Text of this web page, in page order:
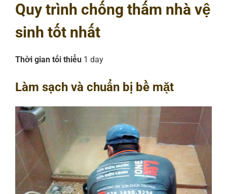
Quy trình chống thấm nhà vệ
sinh tốt nhất
Thời gian tối thiểu 1 day
Làm sạch và chuẩn bị bề mặt